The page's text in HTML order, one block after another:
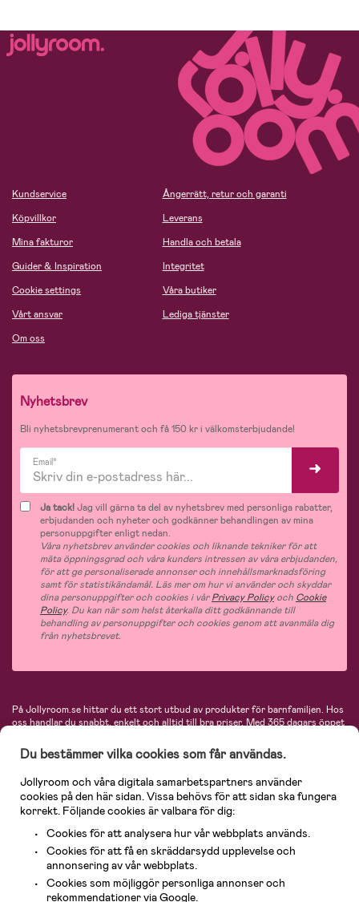
Kundservice
Köpvillkor
Mina fakturor
Guider & Inspiration
Cookie settings
Vårt ansvar
Om oss
Ångerrätt, retur och garanti
Leverans
Handla och betala
Integritet
Våra butiker
Lediga tjänster
Nyhetsbrev
Bli nyhetsbrevprenumerant och få 150 kr i välkomsterbjudande!
Email*
Ja tack!Jag vill gärna ta del av nyhetsbrev med personliga rabatter,
erbjudanden och nyheter och godkänner behandlingen av mina
personuppgifter enligt nedan.
Våra nyhetsbrev använder cookies och liknande tekniker för att
mäta öppningsgrad och våra kunders intressen av våra erbjudanden,
för att ge personaliserade annonser och innehållsmarknadsföring
samt för statistikändamål. Läs mer om hur vi använder och skyddar
dina personuppgifter och cookies i vårPrivacy Policyoch Cookie
Policy. Du kan när som helst återkalla ditt godkännande till
behandling av personuppgifter och cookies genom att avanmäla dig
från nyhetsbrevet.
På Jollyroom.se hittar du ett stort utbud av produkter för barnfamiljen. Hos
oss handlar du snabbt, enkelt och alltid till bra priser. Med 365 dagars öppet
hos oss. I vårt sortiment hittar du barnvagnar, bilstolar, kläder för barn och
baby, produkter för mamman, massor av inspirerande inredning, leksaker,
varumärken så som Britax, Maxi-Cosi, Baby Jogger, BabyBjörn, Didriksons,
KidKraft, Ergobaby, Philips Avent, Neonate, Cybex, LEGO och många fler.
Välkommen in och kika runt i Nordens största barn- och babybutik på nätet!
Du bestämmer vilka cookies som får användas.
Jollyroom och våra digitala samarbetspartners använder
cookies på den här sidan. Vissa behövs för att sidan ska fungera
korrekt. Följande cookies är valbara för dig:
Cookies för att analysera hur vår webbplats används.
Cookies för att få en skräddarsydd upplevelse och
annonsering av vår webbplats.
Cookies som möjliggör personliga annonser och
rekommendationer via Google.